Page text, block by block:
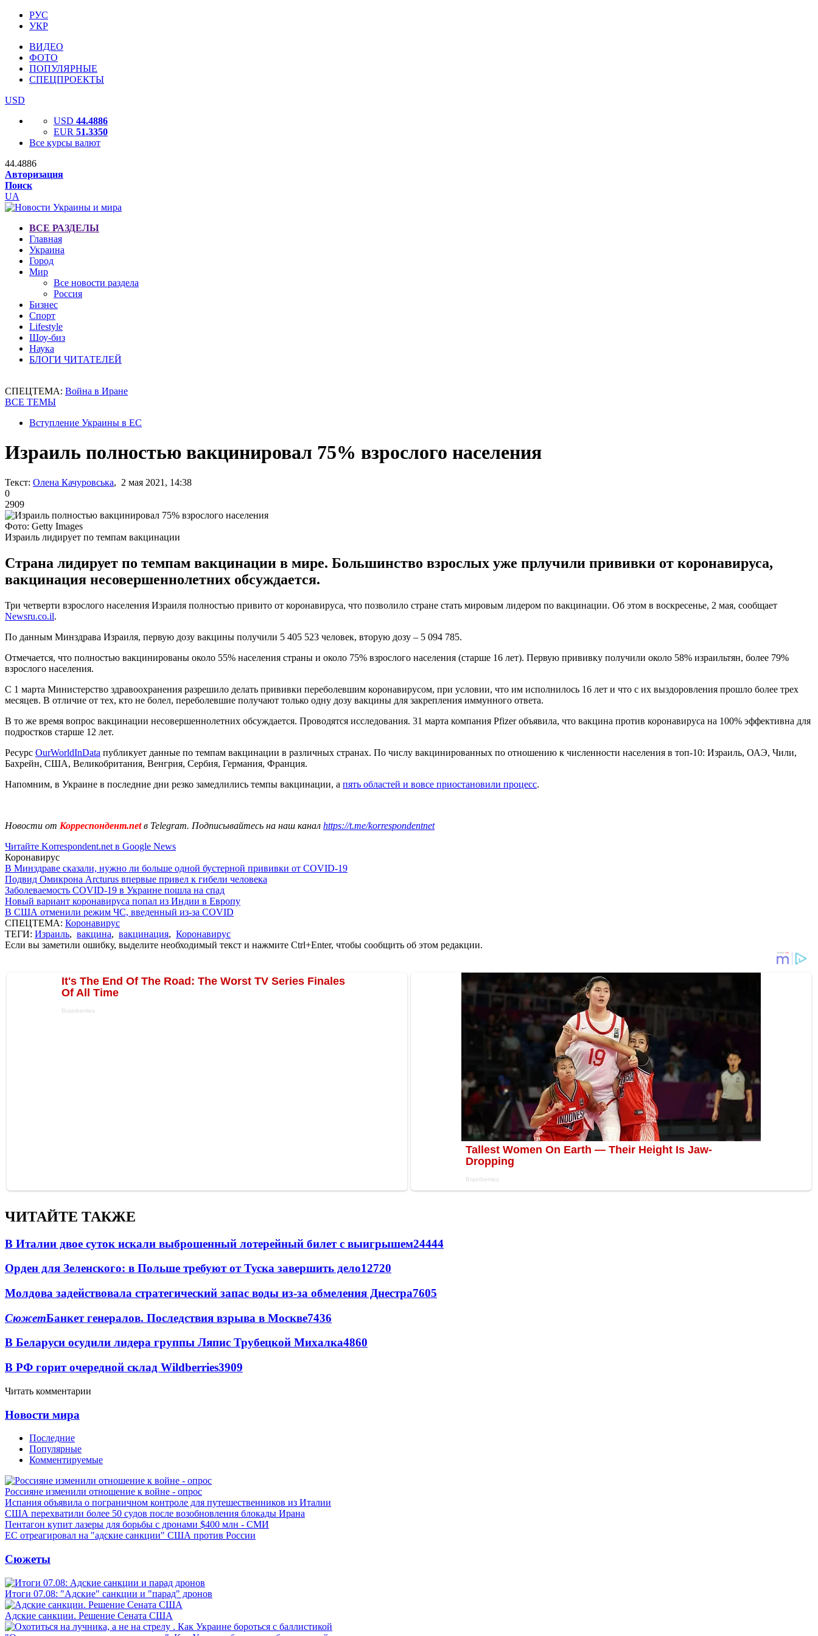
РУС
УКР
ВИДЕО
ФОТО
ПОПУЛЯРНЫЕ
СПЕЦПРОЕКТЫ
USD
USD 44.4886
EUR 51.3350
Все курсы валют
44.4886
Авторизация
Поиск
UA
ВСЕ РАЗДЕЛЫ
Главная
Украина
Город
Мир
Все новости раздела
Россия
Бизнес
Спорт
Lifestyle
Шоу-биз
Наука
БЛОГИ ЧИТАТЕЛЕЙ
СПЕЦТЕМА: Война в Иране
ВСЕ ТЕМЫ
Вступление Украины в ЕС
Израиль полностью вакцинировал 75% взрослого населения
Текст: Олена Качуровська, 2 мая 2021, 14:38
0
2909
Фото: Getty Images
Израиль лидирует по темпам вакцинации
Страна лидирует по темпам вакцинации в мире. Большинство взрослых уже прлучили прививки от коронавируса,
вакцинация несовершеннолетних обсуждается.
Три четверти взрослого населения Израиля полностью привито от коронавируса, что позволило стране стать мировым лидером по вакцинации. Об этом в воскресенье, 2 мая, сообщает
Newsru.co.il.
По данным Минздрава Израиля, первую дозу вакцины получили 5 405 523 человек, вторую дозу – 5 094 785.
Отмечается, что полностью вакцинированы около 55% населения страны и около 75% взрослого населения (старше 16 лет). Первую прививку получили около 58% израильтян, более 79%
взрослого населения.
С 1 марта Министерство здравоохранения разрешило делать прививки переболевшим коронавирусом, при условии, что им исполнилось 16 лет и что с их выздоровления прошло более трех
месяцев. В отличие от тех, кто не болел, переболевшие получают только одну дозу вакцины для закрепления иммунного ответа.
В то же время вопрос вакцинации несовершеннолетних обсуждается. Проводятся исследования. 31 марта компания Pfizer объявила, что вакцина против коронавируса на 100% эффективна для
подростков старше 12 лет.
Ресурс OurWorldInData публикует данные по темпам вакцинации в различных странах. По числу вакцинированных по отношению к численности населения в топ-10: Израиль, ОАЭ, Чили,
Бахрейн, США, Великобритания, Венгрия, Сербия, Германия, Франция.
Напомним, в Украине в последние дни резко замедлились темпы вакцинации, а пять областей и вовсе приостановили процесс.
Новости от Корреспондент.netв Telegram. Подписывайтесь на наш канал https://t.me/korrespondentnet
Читайте Korrespondent.net в Google News
Коронавирус
В Минздраве сказали, нужно ли больше одной бустерной прививки от COVID-19
Подвид Омикрона Arcturus впервые привел к гибели человека
Заболеваемость COVID-19 в Украине пошла на спад
Новый вариант коронавируса попал из Индии в Европу
В США отменили режим ЧС, введенный из-за COVID
СПЕЦТЕМА: Коронавирус
ТЕГИ: Израиль, вакцина, вакцинация, Коронавирус
Если вы заметили ошибку, выделите необходимый текст и нажмите Ctrl+Enter, чтобы сообщить об этом редакции.
ЧИТАЙТЕ ТАКЖЕ
В Италии двое суток искали выброшенный лотерейный билет с выигрышем24444
Орден для Зеленского: в Польше требуют от Туска завершить дело12720
Молдова задействовала стратегический запас воды из-за обмеления Днестра7605
СюжетБанкет генералов. Последствия взрыва в Москве7436
В Беларуси осудили лидера группы Ляпис Трубецкой Михалка4860
В РФ горит очередной склад Wildberries3909
Читать комментарии
Новости мира
Последние
Популярные
Комментируемые
Россияне изменили отношение к войне - опрос
Испания объявила о пограничном контроле для путешественников из Италии
США перехватили более 50 судов после возобновления блокады Ирана
Пентагон купит лазеры для борьбы с дронами $400 млн - СМИ
ЕС отреагировал на "адские санкции" США против России
Сюжеты
Итоги 07.08: "Адские" санкции и "парад" дронов
Адские санкции. Решение Сената США